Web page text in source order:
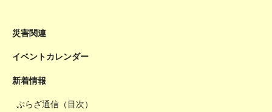
災害関連
イベントカレンダー
新着情報
ぷらざ通信（目次）